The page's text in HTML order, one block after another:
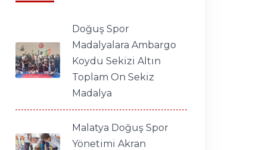
Doğuş Spor
Madalyalara Ambargo
Koydu Sekizi Altın
Toplam On Sekiz
Madalya
Malatya Doğuş Spor
Yönetimi Akran